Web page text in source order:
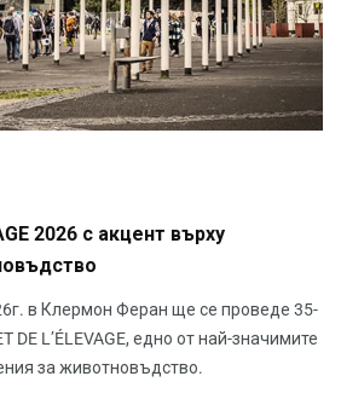
2026 с акцент върху
в Клермон Феран ще се проведе 35-
DE L’ÉLEVAGE, едно от най-значимите
за животновъдство.